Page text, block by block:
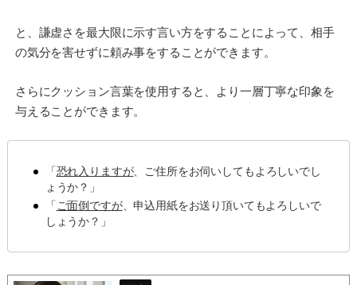
と、謙虚さを最大限に示す言い方をすることによって、相手
の気分を害せずに頼み事をすることができます。
さらにクッション言葉を使用すると、より一層丁寧な印象を
与えることができます。
「恐れ入りますが、ご住所をお伺いしてもよろしいでし
ょうか？」
「 ご面倒ですが、申込用紙をお送り頂いてもよろしいで
しょうか？」